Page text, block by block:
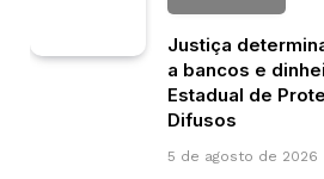
Justiça
a bancos e
Estadual de
Difusos
5 de agosto de 2026